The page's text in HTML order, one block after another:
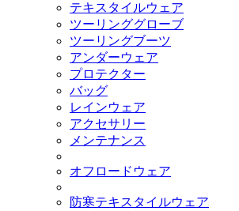
テキスタイルウェア
ツーリンググローブ
ツーリングブーツ
アンダーウェア
プロテクター
バッグ
レインウェア
アクセサリー
メンテナンス
オフロードウェア
防寒テキスタイルウェア